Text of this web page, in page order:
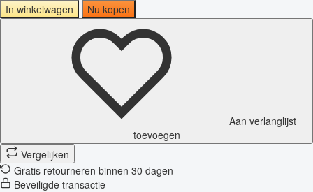
In winkelwagen
Nu kopen
Aan verlanglijst
toevoegen
Vergelijken
Gratis retourneren binnen 30 dagen
Beveiligde transactie